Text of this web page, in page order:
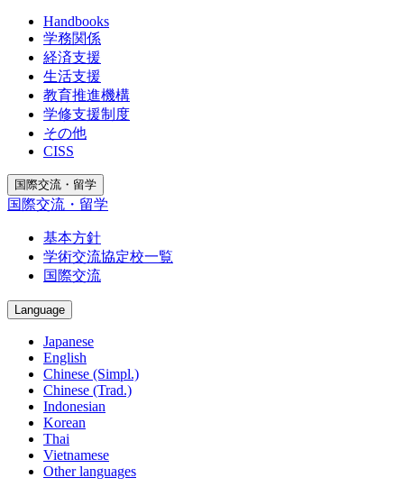
Handbooks
学務関係
経済支援
生活支援
教育推進機構
学修支援制度
その他
CISS
国際交流・留学
国際交流・留学
基本方針
学術交流協定校一覧
国際交流
Language
Japanese
English
Chinese (Simpl.)
Chinese (Trad.)
Indonesian
Korean
Thai
Vietnamese
Other languages